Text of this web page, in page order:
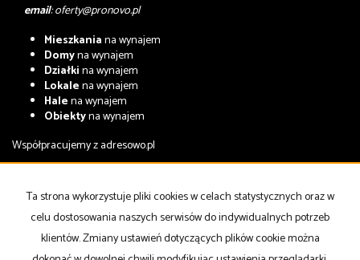
email:oferty@pronovo.pl
Mieszkaniana wynajem
Domyna wynajem
Działkina wynajem
Lokalena wynajem
Halena wynajem
Obiektyna wynajem
Współpracujemy zadresowo.pl
Domyna sprzedaż
Działkina sprzedaż
Lokalena sprzedaż
Halena sprzedaż
Obiekty na sprzedaż
Ta strona wykorzystuje pliki cookies w celach statystycznych oraz w
celu dostosowania naszych serwisów do indywidualnych potrzeb
klientów. Zmiany ustawień dotyczących plików cookie można